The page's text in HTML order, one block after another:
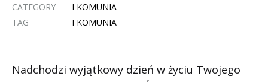
CATEGORY
I KOMUNIA
TAG
I KOMUNIA
Nadchodzi wyjątkowy dzień w życiu Twojego